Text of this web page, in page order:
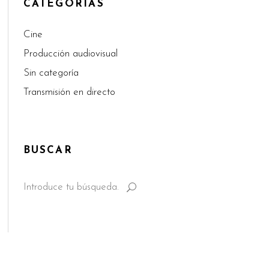
CATEGORÍAS
Cine
Producción audiovisual
Sin categoría
Transmisión en directo
BUSCAR
for: